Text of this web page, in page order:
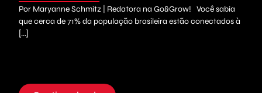
Por Maryanne Schmitz | Redatora na Go&Grow! Você sabia
que cerca de 71% da população brasileira estão conectados à
[...]